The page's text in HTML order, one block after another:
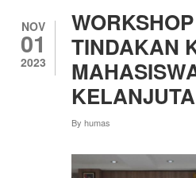
NOV
01
2023
TINDAKAN
By humas